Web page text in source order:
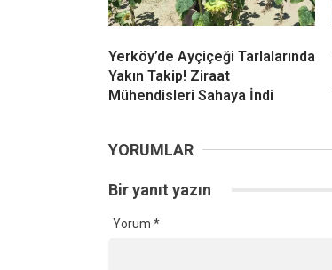
Yerköy’de Ayçiçeği Tarlalarında
Yakın Takip! Ziraat
Mühendisleri Sahaya İndi
YORUMLAR
Bir yanıt yazın
Yorum *